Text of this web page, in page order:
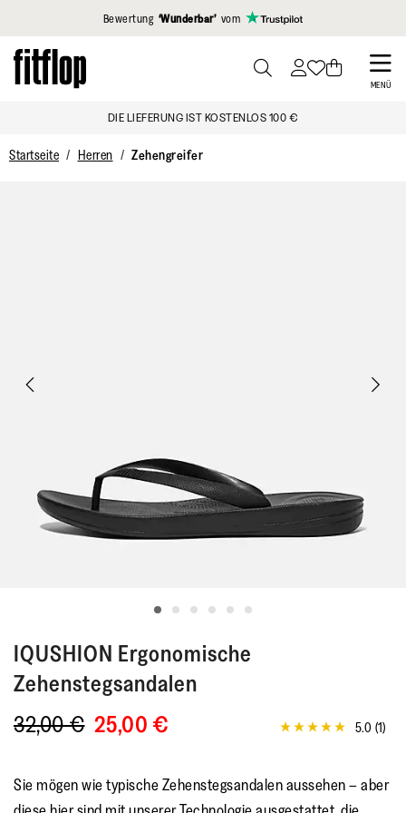
Klicken Sie hier, um unsere Erklärung zur Barrierefreiheit
Bewertung ‘Wunderbar’ vom
Skip
to
MENÜ
TO
DIE LIEFERUNG IST KOSTENLOS 100 €
Startseite Herren Zehengreifer
IQUSHION Ergonomische
Zehenstegsandalen
32,00 € 25,00 €
5.0
Sternen,
Durchschnittswert
der
5.0 (1)
Sie mögen wie typische Zehenstegsandalen aussehen – aber